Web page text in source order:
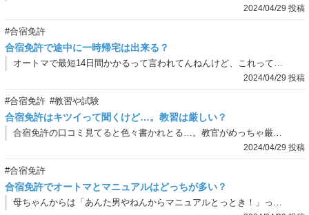
2024/04/29 投稿
#合宿免許
合宿免許で途中に一時帰宅は出来る？
オートマで最短14日間かかるって言われてんねんけど、これって途中で家に戻ったりとかできひんの？14日間連続で予定をあけるんが難しそうや…
2024/04/29 投稿
#合宿免許 #教習や試験
合宿免許はキツイって聞くけど…。教習は厳しい？
合宿免許の口コミ見てると色々書かれとる…。教官がめっちゃ厳しいとか、ヤバイとか書いてあんねんけど、これって大丈夫なん…？
2024/04/29 投稿
#合宿免許
合宿免許でオートマとマニュアルはどっちが多い？
母ちゃんからは「あんた男やねんからマニュアルとっとき！」って言われとんねんけど、友達はみんなオートマ…。俺もマニュアル取った方がええんかなぁ？